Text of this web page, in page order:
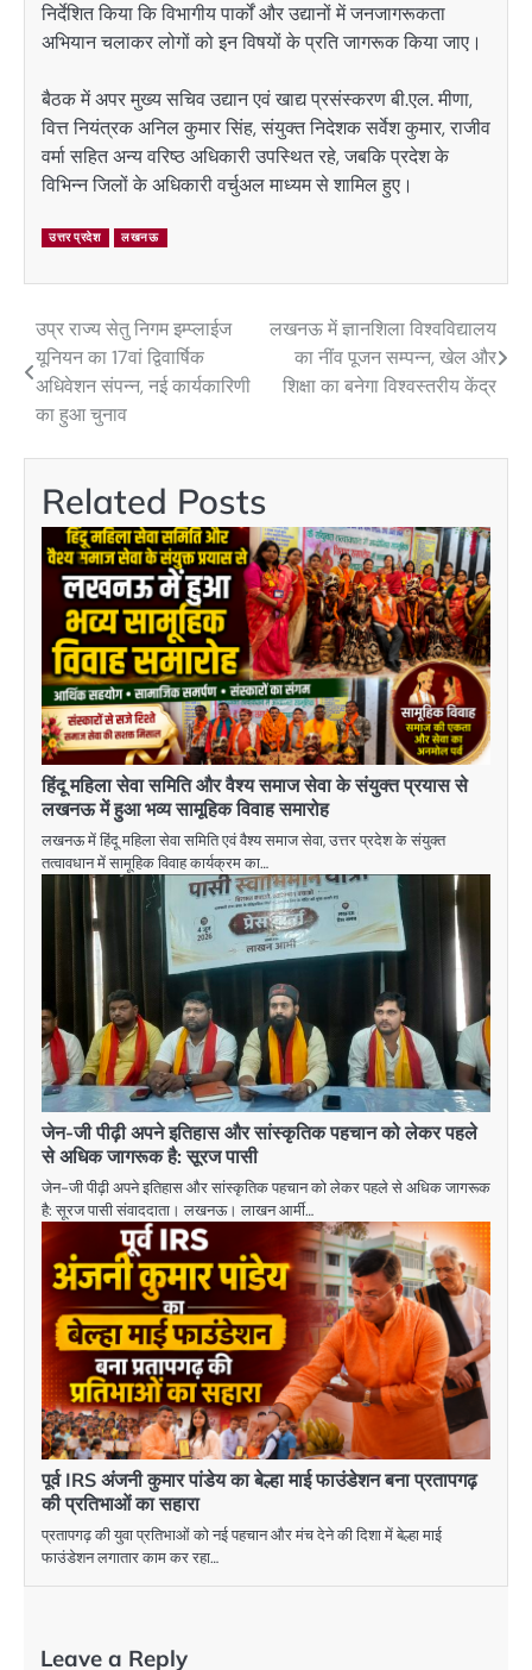
निर्देशित किया कि विभागीय पार्कों और उद्यानों में जनजागरूकता
अभियान चलाकर लोगों को इन विषयों के प्रति जागरूक किया जाए।
बैठक में अपर मुख्य सचिव उद्यान एवं खाद्य प्रसंस्करण बी.एल. मीणा,
वित्त नियंत्रक अनिल कुमार सिंह, संयुक्त निदेशक सर्वेश कुमार, राजीव
वर्मा सहित अन्य वरिष्ठ अधिकारी उपस्थित रहे, जबकि प्रदेश के
विभिन्न जिलों के अधिकारी वर्चुअल माध्यम से शामिल हुए।
उत्तर प्रदेश लखनऊ
Post
navigation
उप्र राज्य सेतु निगम इम्प्लाईज
यूनियन का 17वां द्विवार्षिक
अधिवेशन संपन्न, नई कार्यकारिणी
का हुआ चुनाव
लखनऊ में ज्ञानशिला विश्वविद्यालय
का नींव पूजन सम्पन्न, खेल और
शिक्षा का बनेगा विश्वस्तरीय केंद्र
Related Posts
हिंदू महिला सेवा समिति और वैश्य समाज सेवा के संयुक्त प्रयास से
लखनऊ में हुआ भव्य सामूहिक विवाह समारोह
लखनऊ में हिंदू महिला सेवा समिति एवं वैश्य समाज सेवा, उत्तर प्रदेश के संयुक्त
तत्वावधान में सामूहिक विवाह कार्यक्रम का…
जेन-जी पीढ़ी अपने इतिहास और सांस्कृतिक पहचान को लेकर पहले
से अधिक जागरूक है: सूरज पासी
जेन-जी पीढ़ी अपने इतिहास और सांस्कृतिक पहचान को लेकर पहले से अधिक जागरूक
है: सूरज पासी संवाददाता। लखनऊ। लाखन आर्मी…
पूर्व IRS अंजनी कुमार पांडेय का बेल्हा माई फाउंडेशन बना प्रतापगढ़
की प्रतिभाओं का सहारा
प्रतापगढ़ की युवा प्रतिभाओं को नई पहचान और मंच देने की दिशा में बेल्हा माई
फाउंडेशन लगातार काम कर रहा…
Leave a Reply